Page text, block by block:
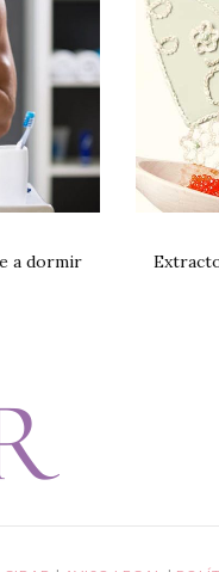
a dormir
COOKIES RGPD